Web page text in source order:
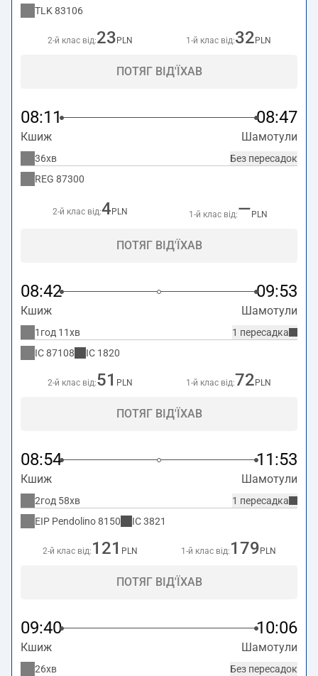
TLK 83106
2-й клас від:23 PLN 1-й клас від:32 PLN
ПОТЯГ ВІД'ЇХАВ
08:11 08:47
Кшиж Шамотули
Без пересадок
36хв
REG 87300
2-й клас від:4 PLN 1-й клас від:— PLN
ПОТЯГ ВІД'ЇХАВ
08:42 09:53
Кшиж Шамотули
1 пересадка
1год 11хв
IC87108 IC 1820
2-й клас від:51 PLN 1-й клас від:72 PLN
ПОТЯГ ВІД'ЇХАВ
08:54 11:53
Кшиж Шамотули
1 пересадка
2год 58хв
EIP Pendolino8150 IC3821
2-й клас від: 121 PLN 1-й клас від: 179 PLN
ПОТЯГ ВІД'ЇХАВ
09:40 10:06
Кшиж Шамотули
Без пересадок
26хв